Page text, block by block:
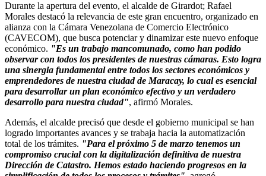
Durante la apertura del evento, el alcalde de Girardot; Rafael
Morales destacó la relevancia de este gran encuentro, organizado en
alianza con la Cámara Venezolana de Comercio Electrónico
(CAVECOM), que busca potenciar y dinamizar este nuevo enfoque
económico. "Es un trabajo mancomunado, como han podido
observar con todos los presidentes de nuestras cámaras. Esto logra
una sinergia fundamental entre todos los sectores económicos y
emprendedores de nuestra ciudad de Maracay, lo cual es esencial
para desarrollar un plan económico efectivo y un verdadero
desarrollo para nuestra ciudad", afirmó Morales.
Además, el alcalde precisó que desde el gobierno municipal se han
logrado importantes avances y se trabaja hacia la automatización
total de los trámites. "Para el próximo 5 de marzo tenemos un
compromiso crucial con la digitalización definitiva de nuestra
Dirección de Catastro. Hemos estado haciendo progresos en la